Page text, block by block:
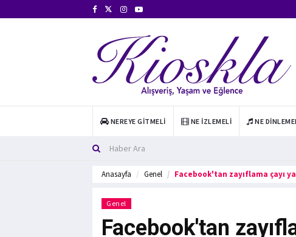
NEREYE GITMELI NE İZLEMELI NE
Anasayfa Genel Facebook'tan zayıflama çayı
Genel
Facebook'tan